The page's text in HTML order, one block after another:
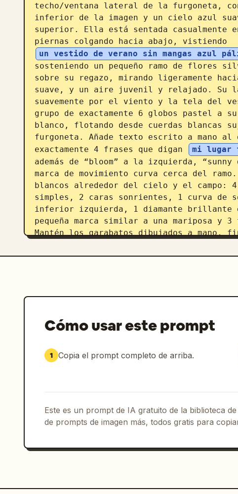
techo/ventana lateral de la furgoneta,
inferior de la imagen y un cielo azul
superior. Ella está sentada casualmente
piernas colgando hacia abajo, vistiendo
un vestido de verano sin mangas azul
sosteniendo un pequeño ramo de flores
sobre su regazo, mirando ligeramente
suave, y un aire juvenil y relajado. Su
suavemente por el viento y la tela del
grupo de exactamente 6 globos pastel a
blanco, flotando desde cuerdas blancas
furgoneta. Añade texto escrito a mano
exactamente 4 frases que digan
mi lugar
además de “bloom” a la izquierda,
marca de movimiento curva cerca del
blancos alrededor del cielo y el campo:
simples, 2 caras sonrientes, 1 curva de
inferior izquierda, 1 diamante brillante
pequeña marca similar a una mariposa y
Mantén los garabatos dibujados a
luz natural brillante con reflejos suaves
pero con un fondo atmosférico suave.
Cómo usar este prompt
1 Copia el prompt completo de arriba.
Este es un prompt de IA gratuito de la biblioteca
de prompts de imagen más, todos gratis para